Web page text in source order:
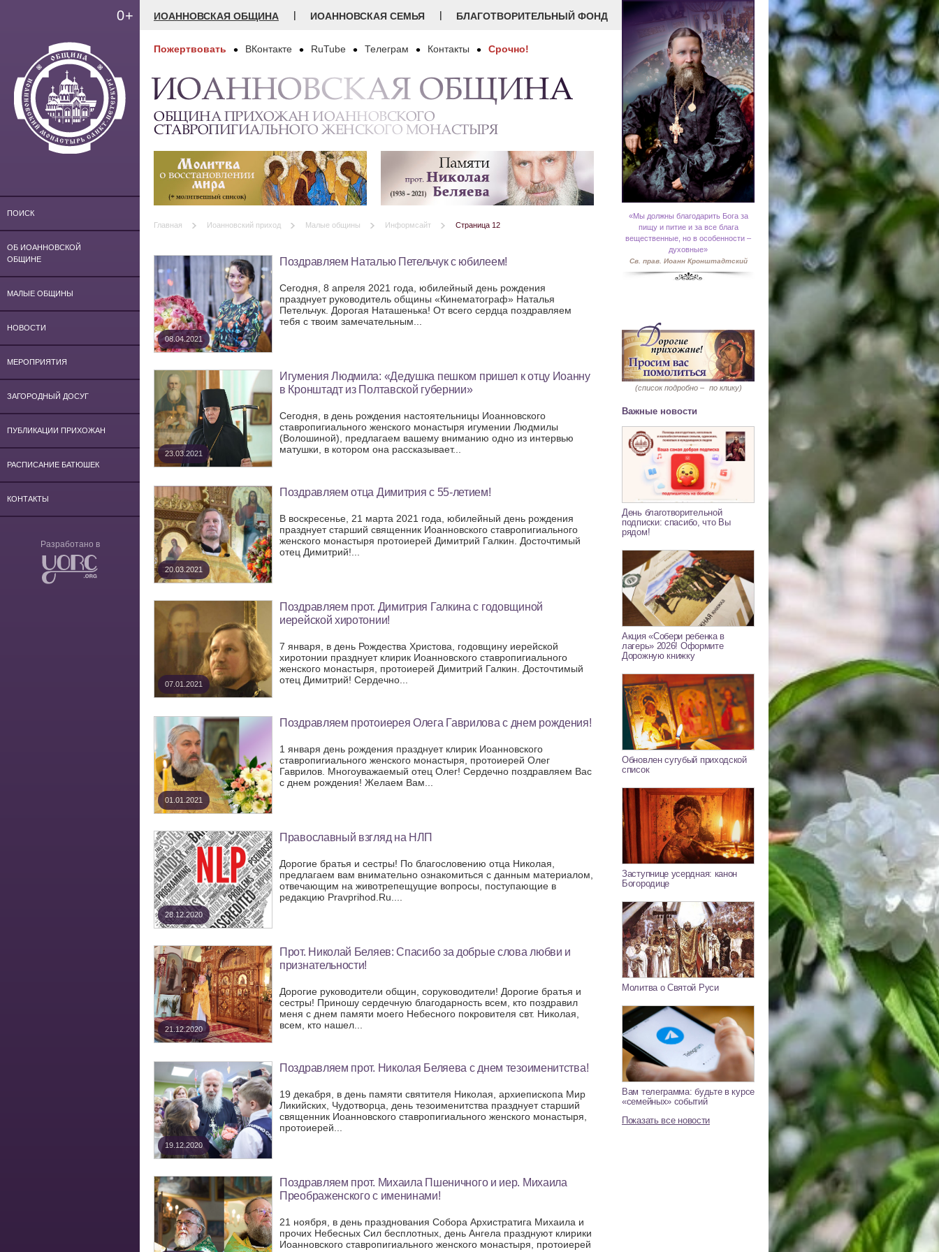
0+
ПОИСК
ОБ ИОАННОВСКОЙ
ОБЩИНЕ
МАЛЫЕ ОБЩИНЫ
НОВОСТИ
МЕРОПРИЯТИЯ
ЗАГОРОДНЫЙ ДОСУГ
ПУБЛИКАЦИИ ПРИХОЖАН
РАСПИСАНИЕ БАТЮШЕК
КОНТАКТЫ
Разработано в
ИОАННОВСКАЯ ОБЩИНА | ИОАННОВСКАЯ СЕМЬЯ | БЛАГОТВОРИТЕЛЬНЫЙ ФОНД
Пожертвовать ВКонтакте RuTube Телеграм Контакты Срочно!
ИОАННОВСКАЯ ОБЩИНА
ОБЩИНА ПРИХОЖАН ИОАННОВСКОГО
СТАВРОПИГИАЛЬНОГО ЖЕНСКОГО МОНАСТЫРЯ
Главная Иоанновский приход Малые общины Информсайт Страница 12
08.04.2021
Поздравляем Наталью Петельчук с юбилеем!
Сегодня, 8 апреля 2021 года, юбилейный день рождения
празднует руководитель общины «Кинематограф» Наталья
Петельчук. Дорогая Наташенька! От всего сердца поздравляем
тебя с твоим замечательным...
23.03.2021
Игумения Людмила: «Дедушка пешком пришел к отцу Иоанну
в Кронштадт из Полтавской губернии»
Сегодня, в день рождения настоятельницы Иоанновского
ставропигиального женского монастыря игумении Людмилы
(Волошиной), предлагаем вашему вниманию одно из интервью
матушки, в котором она рассказывает...
20.03.2021
Поздравляем отца Димитрия с 55-летием!
В воскресенье, 21 марта 2021 года, юбилейный день рождения
празднует старший священник Иоанновского ставропигиального
женского монастыря протоиерей Димитрий Галкин. Досточтимый
отец Димитрий!...
07.01.2021
Поздравляем прот. Димитрия Галкина с годовщиной
иерейской хиротонии!
7 января, в день Рождества Христова, годовщину иерейской
хиротонии празднует клирик Иоанновского ставропигиального
женского монастыря, протоиерей Димитрий Галкин. Досточтимый
отец Димитрий! Сердечно...
01.01.2021
Поздравляем протоиерея Олега Гаврилова с днем рождения!
1 января день рождения празднует клирик Иоанновского
ставропигиального женского монастыря, протоиерей Олег
Гаврилов. Многоуважаемый отец Олег! Сердечно поздравляем Вас
с днем рождения! Желаем Вам...
28.12.2020
Православный взгляд на НЛП
Дорогие братья и сестры! По благословению отца Николая,
предлагаем вам внимательно ознакомиться с данным материалом,
отвечающим на животрепещущие вопросы, поступающие в
редакцию Pravprihod.Ru....
21.12.2020
Прот. Николай Беляев: Спасибо за добрые слова любви и
признательности!
Дорогие руководители общин, соруководители! Дорогие братья и
сестры! Приношу сердечную благодарность всем, кто поздравил
меня с днем памяти моего Небесного покровителя свт. Николая,
всем, кто нашел...
19.12.2020
Поздравляем прот. Николая Беляева с днем тезоименитства!
19 декабря, в день памяти святителя Николая, архиепископа Мир
Ликийских, Чудотворца, день тезоименитства празднует старший
священник Иоанновского ставропигиального женского монастыря,
протоиерей...
Поздравляем прот. Михаила Пшеничного и иер. Михаила
Преображенского с именинами!
21 ноября, в день празднования Собора Архистратига Михаила и
прочих Небесных Сил бесплотных, день Ангела празднуют клирики
Иоанновского ставропигиального женского монастыря, протоиерей
«Мы должны благодарить Бога за
пищу и питие и за все блага
вещественные, но в особенности –
духовные»
Св. прав. Иоанн Кронштадтский
(список подробно – по клику)
Важные новости
День благотворительной
подписки: спасибо, что Вы
рядом!
Акция «Собери ребенка в
лагерь» 2026! Оформите
Дорожную книжку
Обновлен сугубый приходской
список
Заступнице усердная: канон
Богородице
Молитва о Святой Руси
Вам телеграмма: будьте в курсе
«семейных» событий
Показать все новости